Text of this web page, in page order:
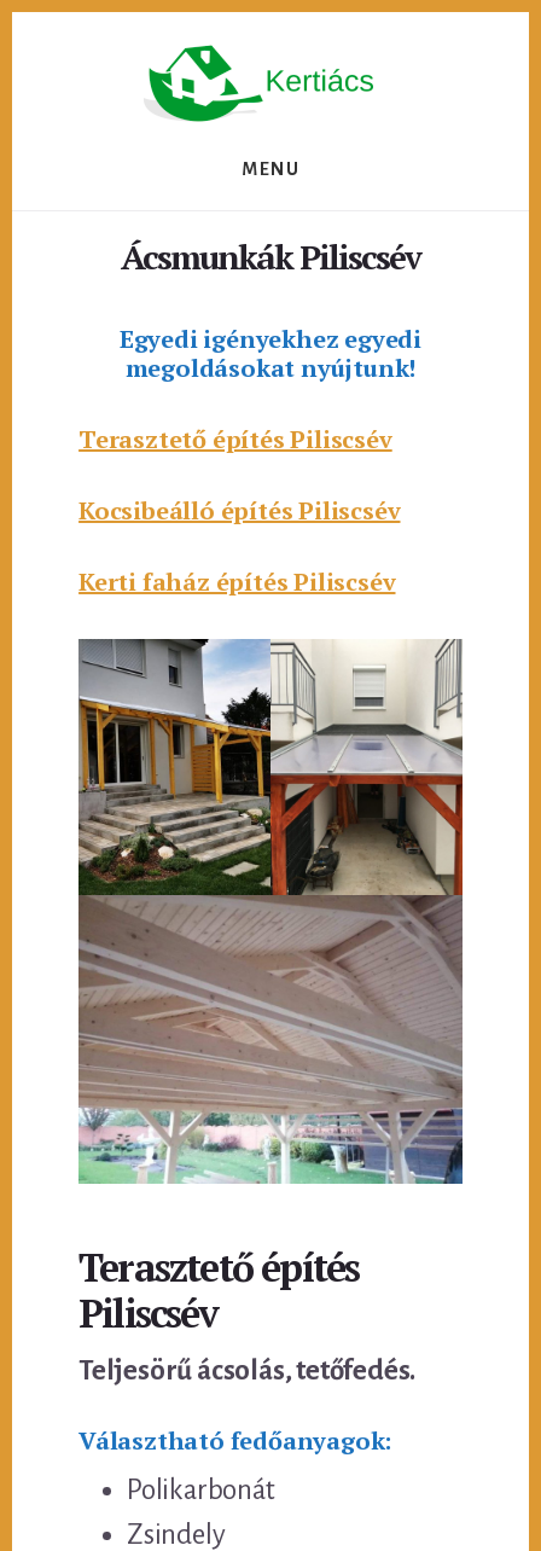
MENU
Ácsmunkák Piliscsév
Egyedi igényekhez egyedi
megoldásokat nyújtunk!
Terasztető építés Piliscsév
Kocsibeálló építés Piliscsév
Kerti faház építés Piliscsév
Terasztető építés
Piliscsév
Teljesörű ácsolás, tetőfedés.
Választható fedőanyagok:
Polikarbonát
Zsindely